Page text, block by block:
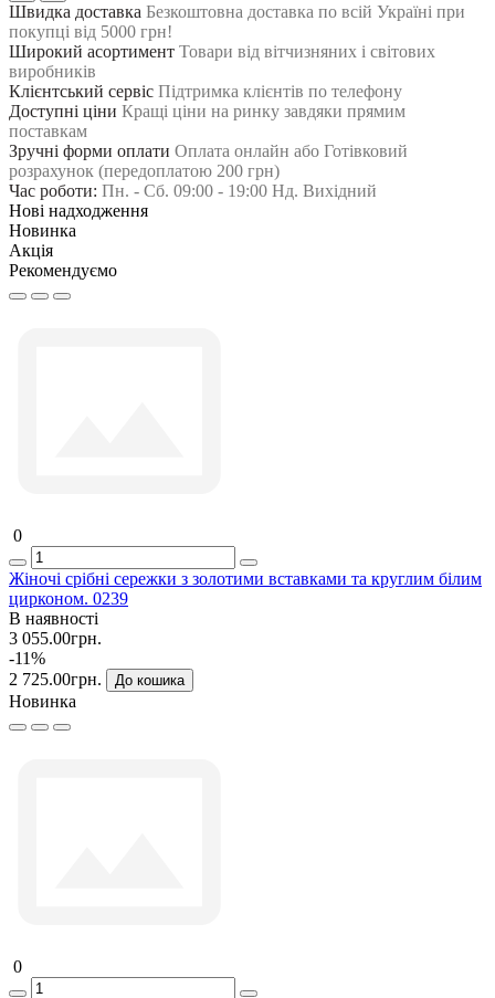
Швидка доставка Безкоштовна доставка по всій Україні при
покупці від 5000 грн!
Широкий асортимент Товари від вітчизняних і світових
виробників
Клієнтський сервіс Підтримка клієнтів по телефону
Доступні ціни Кращі ціни на ринку завдяки прямим
поставкам
Зручні форми оплати Оплата онлайн або Готівковий
розрахунок (передоплатою 200 грн)
Час роботи: Пн. - Сб. 09:00 - 19:00 Нд. Вихідний
Нові надходження
Новинка
Акція
Рекомендуємо
0
Жіночі срібні сережки з золотими вставками та круглим білим
цирконом. 0239
В наявності
3 055.00грн.
-11%
2 725.00грн.
До кошика
Новинка
0